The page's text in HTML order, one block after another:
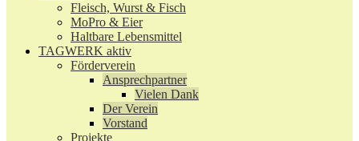
Fleisch, Wurst & Fisch
MoPro & Eier
Haltbare Lebensmittel
TAGWERK aktiv
Förderverein
Ansprechpartner
Vielen Dank
Der Verein
Vorstand
Projekte